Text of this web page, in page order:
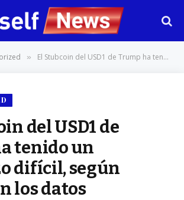
» El Stubcoin del USD1 de Trump ha tenido un comienzo difícil, según muestran los datos
del USD1 de
tenido un
difícil, según
los datos